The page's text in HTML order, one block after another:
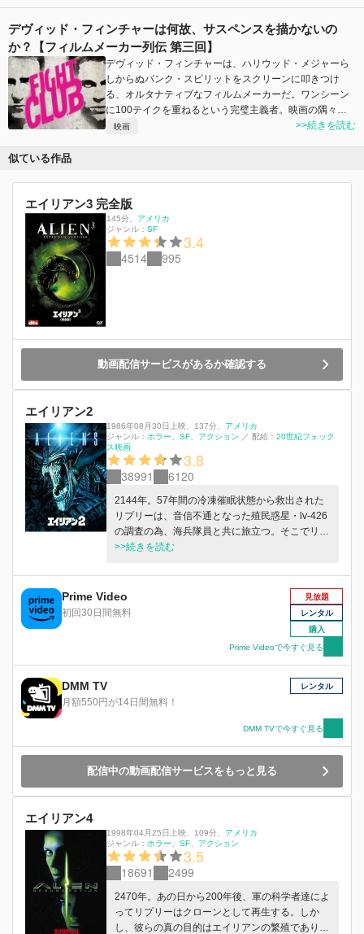
デヴィッド・フィンチャーは何故、サスペンスを描かないの
か？【フィルムメーカー列伝 第三回】
デヴィッド・フィンチャーは、ハリウッド・メジャーら
しからぬパンク・スピリットをスクリーンに叩きつけ
る、オルタナティブなフィルムメーカーだ。ワンシーン
に100テイクを重ねるという完璧主義者。映画の隅々…
映画 >>続きを読む
似ている作品
エイリアン3 完全版
145分
アメリカ
ジャンル： SF
3.4
4514 995
動画配信サービスがあるか確認する
エイリアン2
1986年08月30日上映 137分
アメリカ
ジャンル： ホラー SF アクション ／ 配給： 20世紀フォック
ス映画
3.8
38991 6120
2144年。57年間の冷凍催眠状態から救出された
リプリーは、音信不通となった殖民惑星・lv-426
の調査の為、海兵隊員と共に旅立つ。そこでリプ
リーたちが遭遇したのは、卵を生んで繁殖し続け
>>続きを読む
Prime Video
初回30日間無料
見放題
レンタル
購入
Prime Videoで今すぐ見る
DMM TV
月額550円が14日間無料！
レンタル
DMM TVで今すぐ見る
配信中の動画配信サービスをもっと見る
エイリアン4
1998年04月25日上映 109分
アメリカ
ジャンル： ホラー SF アクション
3.5
18691 2499
2470年。あの日から200年後、軍の科学者達によ
ってリプリーはクローンとして再生する。しか
し、彼らの真の目的はエイリアンの繁殖であり、